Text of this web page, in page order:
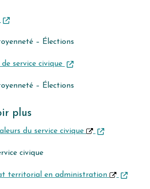
– Élections
service civique
– Élections
plus
du service civique
civique
territorial en administration